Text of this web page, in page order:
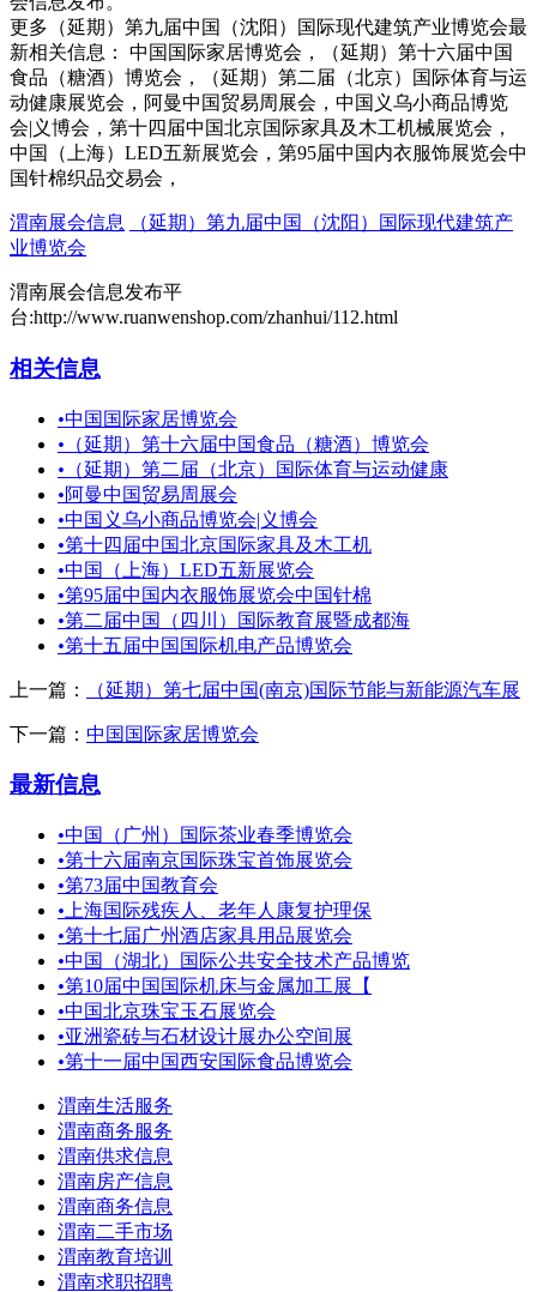
更多（延期）第九届中国（沈阳）国际现代建筑产业博览会最
新相关信息： 中国国际家居博览会，（延期）第十六届中国
食品（糖酒）博览会，（延期）第二届（北京）国际体育与运
动健康展览会，阿曼中国贸易周展会，中国义乌小商品博览
会|义博会，第十四届中国北京国际家具及木工机械展览会，
中国（上海）LED五新展览会，第95届中国内衣服饰展览会中
国针棉织品交易会，
渭南展会信息
（延期）第九届中国（沈阳）国际现代建筑产
业博览会
渭南展会信息发布平
台:http://www.ruanwenshop.com/zhanhui/112.html
相关信息
•中国国际家居博览会
• （延期）第十六届中国食品（糖酒）博览会
• （延期）第二届（北京）国际体育与运动健康
•阿曼中国贸易周展会
•中国义乌小商品博览会|义博会
•第十四届中国北京国际家具及木工机
•中国（上海）LED五新展览会
•第95届中国内衣服饰展览会中国针棉
•第二届中国（四川）国际教育展暨成都海
•第十五届中国国际机电产品博览会
上一篇： （延期）第七届中国(南京)国际节能与新能源汽车展
下一篇： 中国国际家居博览会
最新信息
•中国（广州）国际茶业春季博览会
•第十六届南京国际珠宝首饰展览会
•第73届中国教育会
• 上海国际残疾人、老年人康复护理保
•第十七届广州酒店家具用品展览会
•中国（湖北）国际公共安全技术产品博览
•第10届中国国际机床与金属加工展【
•中国北京珠宝玉石展览会
•亚洲瓷砖与石材设计展办公空间展
•第十一届中国西安国际食品博览会
渭南生活服务
渭南商务服务
渭南供求信息
渭南房产信息
渭南商务信息
渭南二手市场
渭南教育培训
渭南求职招聘